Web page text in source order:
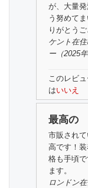
が、大量
う努めて
りがとう
ケント在
ー （2025
このレビ
はいいえ
最高の
市販され
高です！
格も手頃
ます。
ロンドン